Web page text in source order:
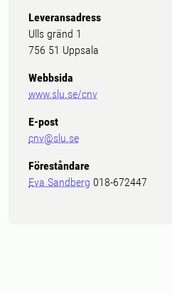
Leveransadress
Ulls gränd 1
756 51 Uppsala
Webbsida
www.slu.se/cnv
E-post
cnv@slu.se
Föreståndare
Eva Sandberg 018-672447